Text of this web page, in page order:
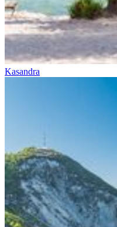
Kasandra